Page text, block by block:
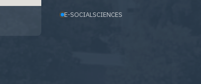
E-SOCIALSCIENCES